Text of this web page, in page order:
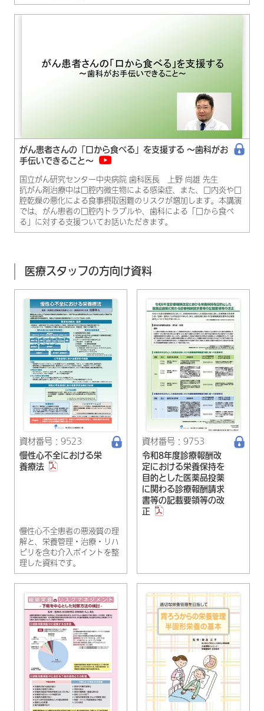
がん患者さんの「口から食べる」を支援する ～歯科がお
手伝いできること～
国立がん研究センター中央病院 歯科医長 上野 尚雄 先生
抗がん剤治療中は口腔内微生物による感染症、また、口内炎や口
腔乾燥の悪化による食事摂取困難のリスクが増加します。本講演
では、がん患者の口腔内トラブルや、歯科による「口から食べ
る」に対する支援ついてお話いただきます。
医療スタッフの方向け資料
資材番号：9523
慢性心不全における栄
養療法
慢性心不全患者の悪液質の理
解と、栄養管理・治療・リハ
ビリを含む介入ポイントを整
理した資料です。
資材番号：9753
令和8年度診療報酬改
定における栄養保持を
目的とした医薬品投薬
に関わる診療報酬請求
書等の記載要領等の改
正